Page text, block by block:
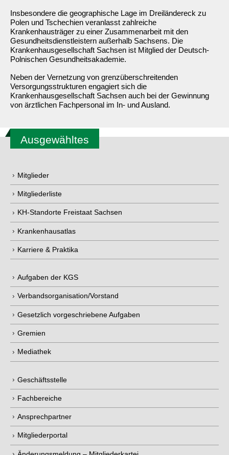
Insbesondere die geographische Lage im Dreiländereck zu
Polen und Tschechien veranlasst zahlreiche
Krankenhausträger zu einer Zusammenarbeit mit den
Gesundheitsdienstleistern außerhalb Sachsens. Die
Krankenhausgesellschaft Sachsen ist Mitglied der Deutsch-
Polnischen Gesundheitsakademie.
Neben der Vernetzung von grenzüberschreitenden
Versorgungsstrukturen engagiert sich die
Krankenhausgesellschaft Sachsen auch bei der Gewinnung
von ärztlichen Fachpersonal im In- und Ausland.
Ausgewähltes
Mitglieder
Mitgliederliste
KH-Standorte Freistaat Sachsen
Krankenhausatlas
Karriere & Praktika
Aufgaben der KGS
Verbandsorganisation/Vorstand
Gesetzlich vorgeschriebene Aufgaben
Gremien
Mediathek
Geschäftsstelle
Fachbereiche
Ansprechpartner
Mitgliederportal